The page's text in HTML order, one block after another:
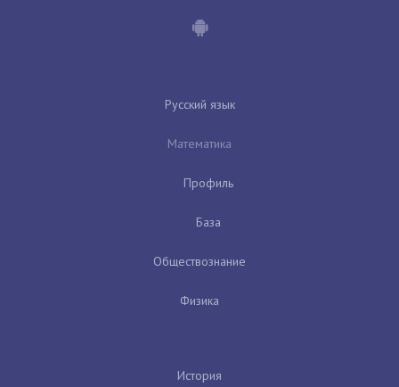
Русский язык
Математика
Профиль
База
Обществознание
Физика
История